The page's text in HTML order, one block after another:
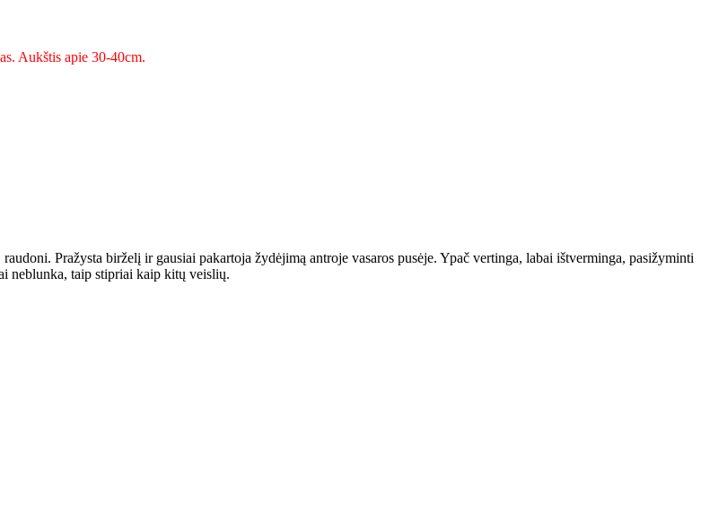
Aukštis apie 30-40cm.
Pražysta birželį ir gausiai pakartoja žydėjimą antroje vasaros pusėje. Ypač vertinga, labai ištverminga, pasižyminti
neblunka, taip stipriai kaip kitų veislių.